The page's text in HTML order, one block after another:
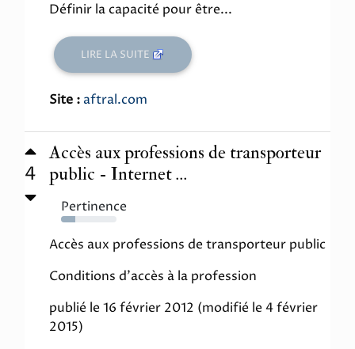
Définir la capacité pour être...
LIRE LA SUITE
Site : aftral.com
4
Accès aux professions de transporteur
public - Internet ...
Pertinence
25%
Accès aux professions de transporteur public
Conditions d'accès à la profession
publié le 16 février 2012 (modifié le 4 février
2015)